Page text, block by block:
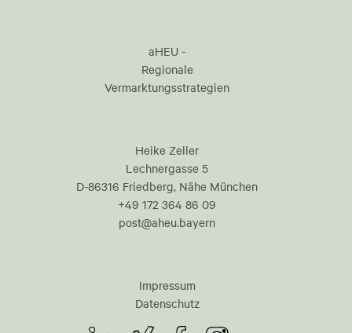
aHEU -
Regionale
Vermarktungsstrategien
Heike Zeller
Lechnergasse 5
D-86316 Friedberg, Nähe München
+49 172 364 86 09
post@aheu.bayern
Impressum
Datenschutz